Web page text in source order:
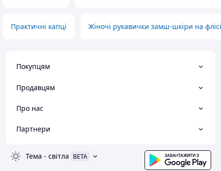
Практичні капці Жіночі рукавички замш-шкіри на флісі
Покупцям
Продавцям
Про нас
Партнери
Тема - світла BETA